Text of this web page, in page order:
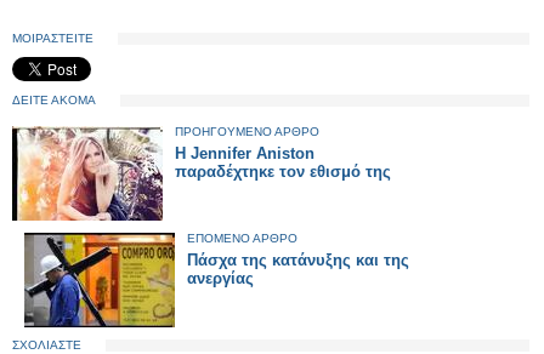
ΜΟΙΡΑΣΤΕΙΤΕ
ΔΕΙΤΕ ΑΚΟΜΑ
ΠΡΟΗΓΟΥΜΕΝΟ ΑΡΘΡΟ
Η Jennifer Aniston
παραδέχτηκε τον εθισμό της
ΕΠΟΜΕΝΟ ΑΡΘΡΟ
Πάσχα της κατάνυξης και της
ανεργίας
ΣΧΟΛΙΑΣΤΕ